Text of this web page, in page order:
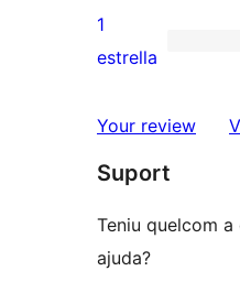
3
estrelles
valoracions
de
estrelles
0
de
estrelles
1
estrella
Your review
Suport
Teniu quelcom a
ajuda?